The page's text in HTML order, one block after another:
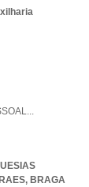
...
, BRAGA